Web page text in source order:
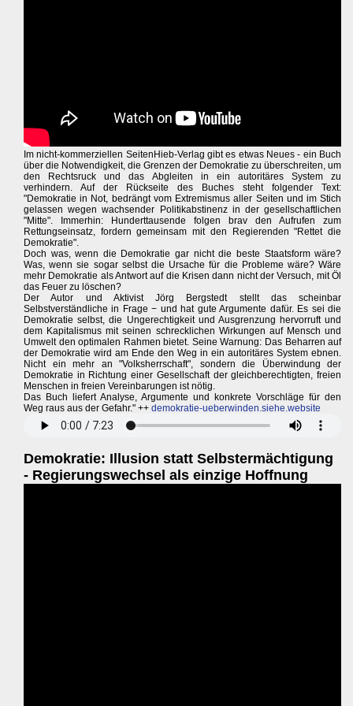
Im nicht-kommerziellen SeitenHieb-Verlag gibt es etwas Neues - ein Buch
über die Notwendigkeit, die Grenzen der Demokratie zu überschreiten, um
den Rechtsruck und das Abgleiten in ein autoritäres System zu
verhindern. Auf der Rückseite des Buches steht folgender Text:
"Demokratie in Not, bedrängt vom Extremismus aller Seiten und im Stich
gelassen wegen wachsender Politikabstinenz in der gesellschaftlichen
"Mitte". Immerhin: Hunderttausende folgen brav den Aufrufen zum
Rettungseinsatz, fordern gemeinsam mit den Regierenden "Rettet die
Demokratie".
Doch was, wenn die Demokratie gar nicht die beste Staatsform wäre?
Was, wenn sie sogar selbst die Ursache für die Probleme wäre? Wäre
mehr Demokratie als Antwort auf die Krisen dann nicht der Versuch, mit Öl
das Feuer zu löschen?
Der Autor und Aktivist Jörg Bergstedt stellt das scheinbar
Selbstverständliche in Frage − und hat gute Argumente dafür. Es sei die
Demokratie selbst, die Ungerechtigkeit und Ausgrenzung hervorruft und
dem Kapitalismus mit seinen schrecklichen Wirkungen auf Mensch und
Umwelt den optimalen Rahmen bietet. Seine Warnung: Das Beharren auf
der Demokratie wird am Ende den Weg in ein autoritäres System ebnen.
Nicht ein mehr an "Volksherrschaft", sondern die Überwindung der
Demokratie in Richtung einer Gesellschaft der gleichberechtigten, freien
Menschen in freien Vereinbarungen ist nötig.
Das Buch liefert Analyse, Argumente und konkrete Vorschläge für den
Weg raus aus der Gefahr." ++ demokratie-ueberwinden.siehe.website
Demokratie: Illusion statt Selbstermächtigung
- Regierungswechsel als einzige Hoffnung